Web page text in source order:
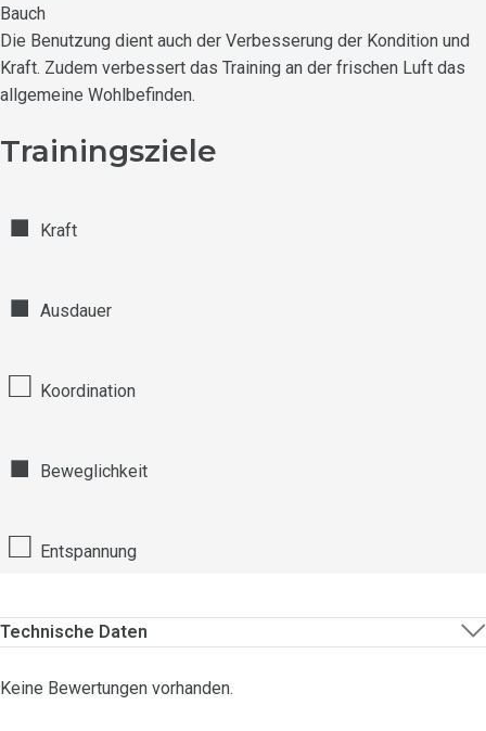
Bauch
Die Benutzung dient auch der Verbesserung der Kondition und
Kraft. Zudem verbessert das Training an der frischen Luft das
allgemeine Wohlbefinden.
Trainingsziele
■ Kraft
■ Ausdauer
□ Koordination
■ Beweglichkeit
□ Entspannung
Technische Daten
Keine Bewertungen vorhanden.